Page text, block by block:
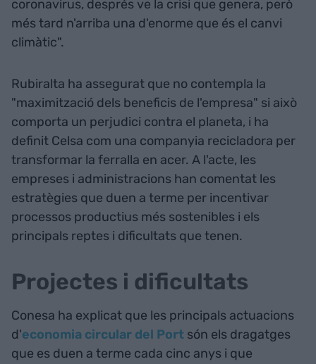
coronavirus, després ve la crisi que genera, però
més tard n'arriba una d'enorme que és el canvi
climàtic".
Rubiralta ha assegurat que no contempla la
"maximització dels beneficis de l'empresa" si això
comporta un perjudici contra el planeta, i ha
definit Celsa com una companyia recicladora per
transformar la ferralla en acer. A l'acte, les
empreses i administracions han comentat les
estratègies que duen a terme per incentivar
processos productius més sostenibles i els
principals reptes i dificultats que tenen.
Projectes i dificultats
Conesa ha explicat que les principals actuacions
d'economia circular del Port són els dragatges
que es duen a terme cada cinc anys i que